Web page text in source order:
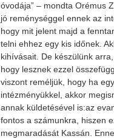
óvodája” – mondta Orémus
jó reménységgel ennek az
hogy mit jelent majd a
telni ehhez egy kis időnek.
kihívásait. De készülünk
hogy lesznek ezzel
viszont reméljük, hogy ha
intézményükkel, akkor
annak küldetésével is:az
fontos a számunkra, hiszen
megmaradását Kassán.